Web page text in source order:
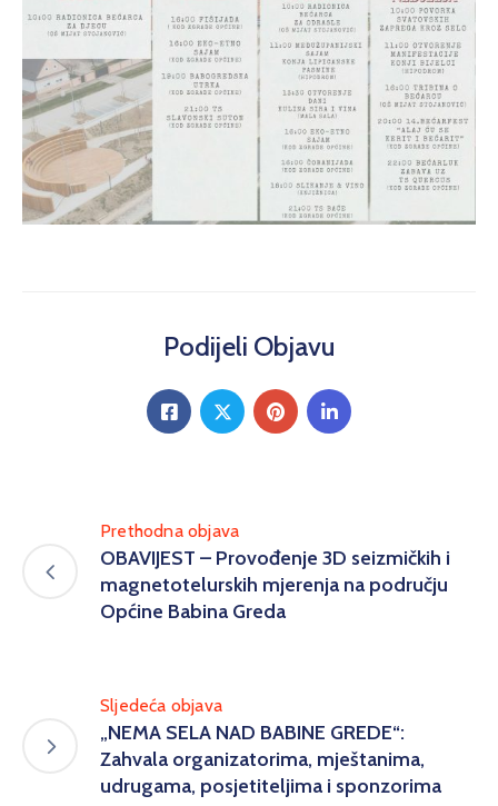
Podijeli Objavu
Prethodna objava
OBAVIJEST – Provođenje 3D seizmičkih i
magnetotelurskih mjerenja na području
Općine Babina Greda
Sljedeća objava
„NEMA SELA NAD BABINE GREDE“:
Zahvala organizatorima, mještanima,
udrugama, posjetiteljima i sponzorima